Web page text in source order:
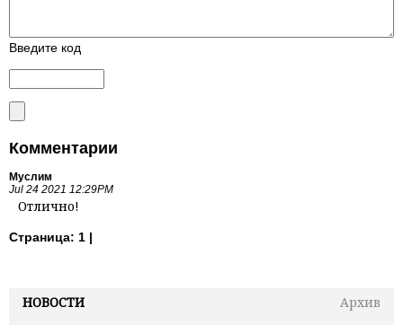
НОВОСТИ
Архив
Введите код
Комментарии
Муслим
Jul 24 2021 12:29PM
Отлично!
Страница: 1 |